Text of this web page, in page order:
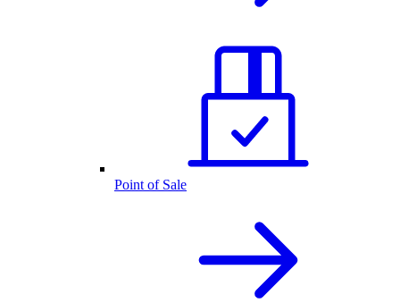
Point of Sale